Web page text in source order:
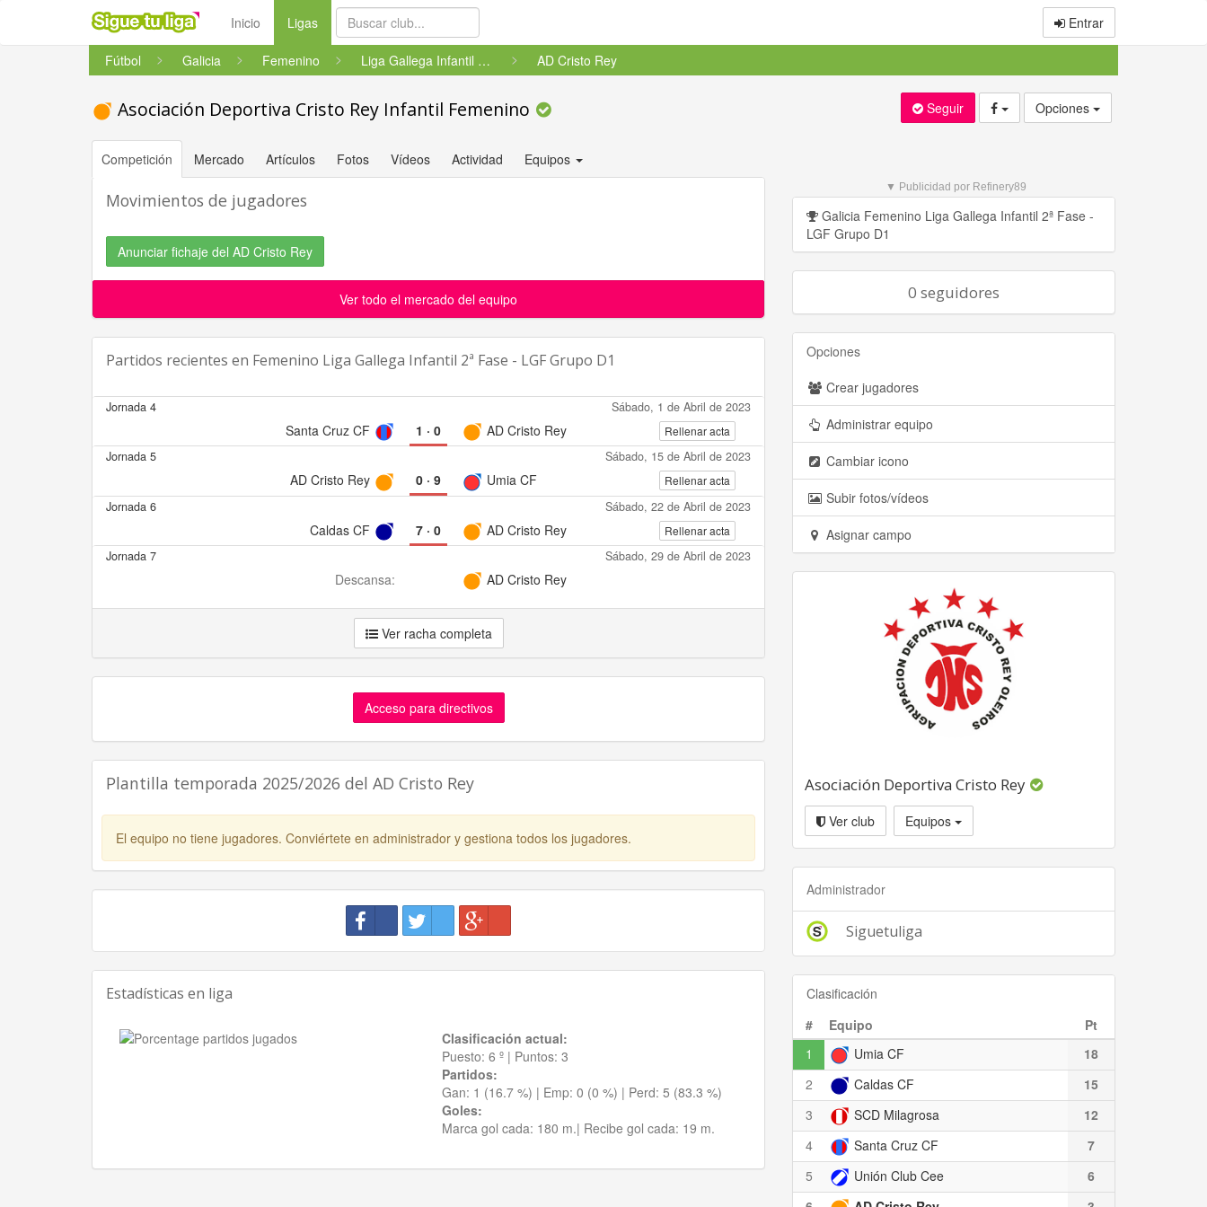
Inicio Ligas(current) Entrar
Fútbol Galicia Femenino Liga Gallega Infantil 2ª Fase... AD Cristo Rey
Asociación Deportiva Cristo Rey Infantil Femenino Seguir Opciones
Competición Mercado Artículos Fotos Vídeos Actividad Equipos
Movimientos de jugadores
Anunciar fichaje del AD Cristo Rey
Ver todo el mercado del equipo
Partidos recientes en Femenino Liga Gallega Infantil 2ª Fase - LGF Grupo D1
Jornada 4 Sábado, 1 de Abril de 2023
Santa Cruz CF 1 · 0 AD Cristo Rey Rellenar acta
Jornada 5 Sábado, 15 de Abril de 2023
AD Cristo Rey 0· 9 Umia CF Rellenar acta
Jornada 6 Sábado, 22 de Abril de 2023
Caldas CF 7· 0 AD Cristo Rey Rellenar acta
Jornada 7 Sábado, 29 de Abril de 2023
Descansa: AD Cristo Rey
Ver racha completa
Acceso para directivos
Plantilla temporada 2025/2026 del AD Cristo Rey
El equipo no tiene jugadores. Conviértete en administrador y gestiona todos los jugadores.
Estadísticas en liga
Clasificación actual:
Puesto: 6 º | Puntos: 3
Partidos:
Gan: 1 (16.7 %) | Emp: 0 (0 %) | Perd: 5 (83.3 %)
Goles:
Marca gol cada: 180 m.| Recibe gol cada: 19 m.
▼ Publicidad por Refinery89
Galicia Femenino Liga Gallega Infantil 2ª Fase -
LGF Grupo D1
0 seguidores
Opciones
Crear jugadores
Administrar equipo
Cambiar icono
Subir fotos/vídeos
Asignar campo
Asociación Deportiva Cristo Rey
Ver club Equipos
Administrador
Siguetuliga
Clasificación
#
Equipo
Pt
1
Umia CF
18
2
Caldas CF
15
3
SCD Milagrosa
12
4
Santa Cruz CF
7
5
Unión Club Cee
6